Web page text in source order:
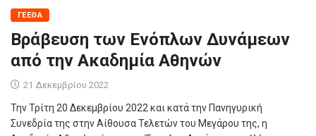
ΓΕΕΘΑ
Βράβευση των Ενόπλων Δυνάμεων
από την Ακαδημία Αθηνών
21 Δεκεμβρίου 2022
Την Τρίτη 20 Δεκεμβρίου 2022 και κατά την Πανηγυρική
Συνεδρία της στην Αίθουσα Τελετών του Μεγάρου της, η